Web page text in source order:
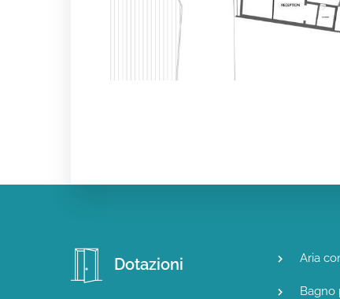
Dotazioni Aria
Bagno